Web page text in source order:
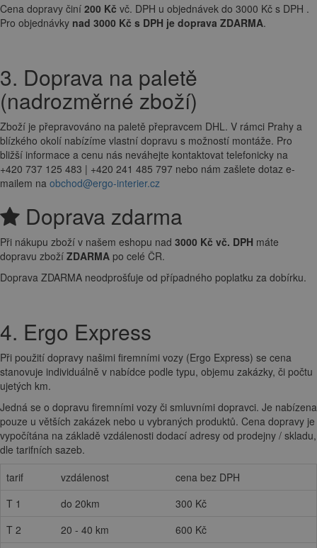
Cena dopravy činí 200 Kč vč. DPH u objednávek do 3000 Kč s DPH .
Pro objednávky nad 3000 Kč s DPH je doprava ZDARMA.
3. Doprava na paletě
(nadrozměrné zboží)
Zboží je přepravováno na paletě přepravcem DHL. V rámci Prahy a
blízkého okolí nabízíme vlastní dopravu s možností montáže. Pro
bližší informace a cenu nás neváhejte kontaktovat telefonicky na
+420 737 125 483 | +420 241 485 797 nebo nám zašlete dotaz e-
mailem na obchod@ergo-interier.cz
Doprava zdarma
Při nákupu zboží v našem eshopu nad 3000 Kč vč. DPH máte
dopravu zboží ZDARMA po celé ČR.
Doprava ZDARMA neodprošťuje od případného poplatku za dobírku.
4. Ergo Express
Při použití dopravy našimi firemními vozy (Ergo Express) se cena
stanovuje individuálně v nabídce podle typu, objemu zakázky, či počtu
ujetých km.
Jedná se o dopravu firemními vozy či smluvními dopravci. Je nabízena
pouze u větších zakázek nebo u vybraných produktů. Cena dopravy je
vypočítána na základě vzdálenosti dodací adresy od prodejny / skladu,
dle tarifních sazeb.
tarif
vzdálenost
cena bez DPH
T 1
do 20km
300 Kč
T 2
20 - 40 km
600 Kč